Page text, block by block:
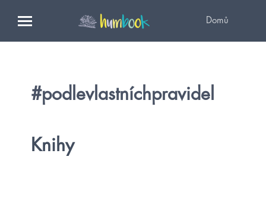
Domů
#podlevlastníchpravidel
Knihy